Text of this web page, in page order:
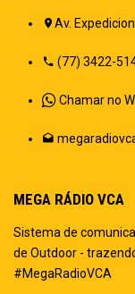
Av.
(77) 3422-
Chamar no
MEGA RÁDIO VCA
Sistema de
de Outdoor -
#MegaRadioVCA